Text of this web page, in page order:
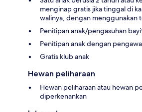
menginap gratis jika tinggal di
walinya, dengan menggunakan
Penitipan anak/pengasuhan
Penitipan anak dengan
Gratis klub anak
Hewan peliharaan
Hewan peliharaan atau hewan
diperkenankan